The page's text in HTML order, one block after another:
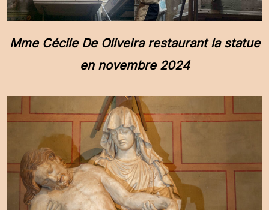
Mme Cécile De Oliveira restaurant la statue
en novembre 2024